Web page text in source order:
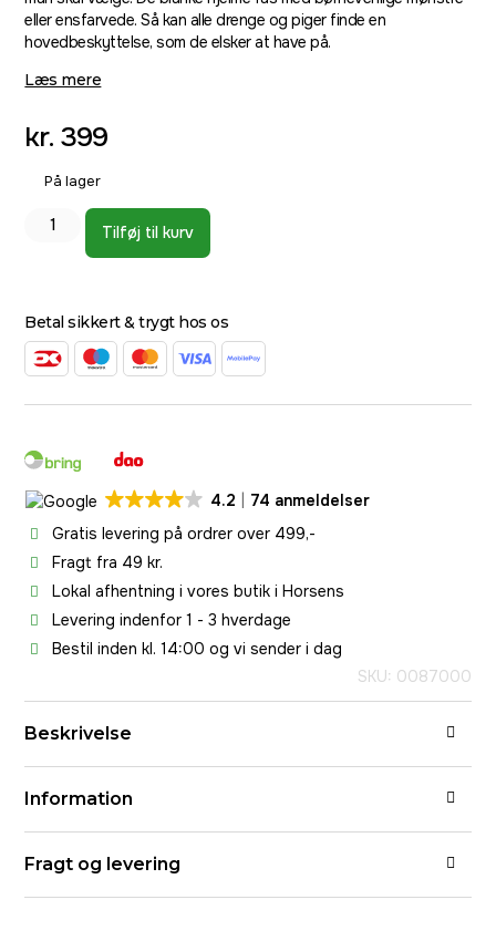
eller ensfarvede. Så kan alle drenge og piger finde en
hovedbeskyttelse, som de elsker at have på.
Læs mere
kr. 399
På lager
Tilføj til kurv
Betal sikkert & trygt hos os
4.2
74 anmeldelser
Gratis levering på ordrer over 499,-
Fragt fra 49 kr.
Lokal afhentning i vores butik i Horsens
Levering indenfor 1 - 3 hverdage
Bestil inden kl. 14:00 og vi sender i dag
SKU: 0087000
Beskrivelse
Information
Fragt og levering